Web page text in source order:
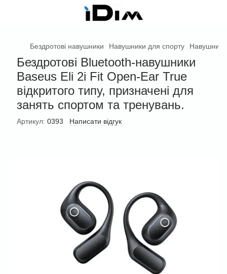
Бездротові навушники Навушники для спорту
Бездротові Bluetooth-навушники
Baseus Eli 2i Fit Open-Ear True
відкритого типу, призначені для
занять спортом та тренувань.
Артикул: 0393 Написати відгук